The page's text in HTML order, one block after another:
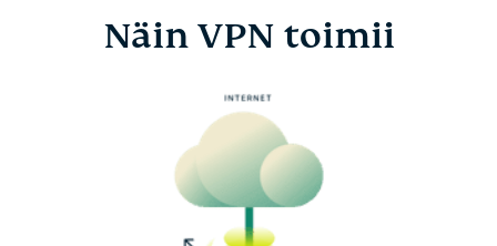
Näin VPN toimii